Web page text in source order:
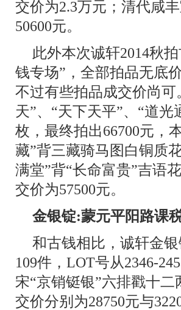
交价为2.3万元；清代咸
50600元。
此外本次诚轩2014秋
钱专场”，全部拍品无底
不过有些拍品成交价尚
天”、“天下天平”、“道
枚，最终拍出66700元，
藏”背三藏骑马图白铜质
满堂”背“长命富贵”吉语
交价为57500元。
金银锭:蒙元平阳路课
和古钱相比，诚轩金
109件，LOT号从2346-
宋“京销铤银”六排戳十
交价分别为28750元与